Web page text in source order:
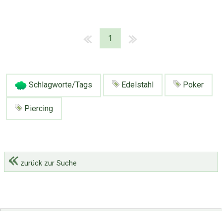
1
Schlagworte/Tags Edelstahl Poker
Piercing
zurück zur Suche